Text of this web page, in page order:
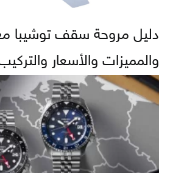
دليل مروحة سقف توشيبا
والمميزات والأسعار والتركيب